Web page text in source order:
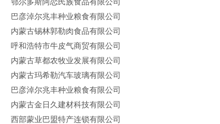
巴彦淖尔兆丰种业粮食有限公司
内蒙古锡林郭勒肉食品有限公司
呼和浩特市牛皮气商贸有限公司
内蒙古草都农牧业发展有限公司
内蒙古玛希勒汽车玻璃有限公司
巴彦淖尔兆丰种业粮食有限公司
内蒙古金日久建材科技有限公司
西部蒙业巴盟特产连锁有限公司